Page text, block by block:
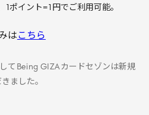
1ポイント= 円でご利用可能。
はこちら
て Being GIZAカードセゾンは新規
ました。